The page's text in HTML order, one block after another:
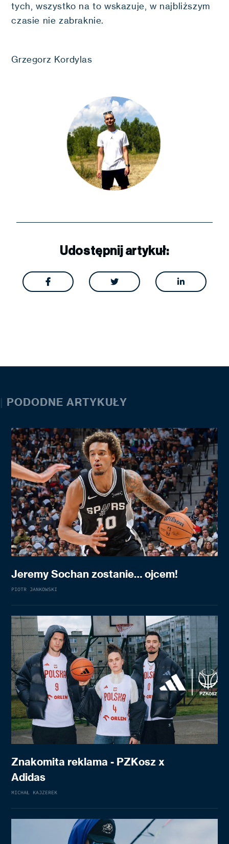
tych, wszystko na to wskazuje, w najbliższym
czasie nie zabraknie.
Grzegorz Kordylas
Udostępnij artykuł:
  
| PODODNE ARTYKUŁY
Jeremy Sochan zostanie… ojcem!
PIOTR JANKOWSKI
Znakomita reklama - PZKosz x
Adidas
MICHAŁ KAJZEREK